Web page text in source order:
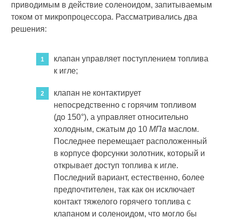
приводимым в действие соленоидом, запитываемым
током от микропроцессора. Рассматривались два
решения:
клапан управляет поступлением топлива
к игле;
клапан не контактирует
непосредственно с горячим топливом
(до 150°), а управляет относительно
холодным, сжатым до 10МПа маслом.
Последнее перемещает расположенный
в корпусе форсунки золотник, который и
открывает доступ топлива к игле.
Последний вариант, естественно, более
предпочтителен, так как он исключает
контакт тяжелого горячего топлива с
клапаном и соленоидом, что могло бы